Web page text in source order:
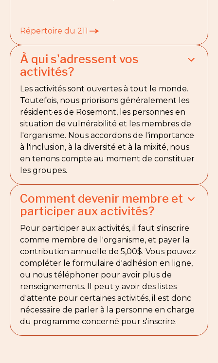
Répertoire du 211
À qui s'adressent vos
activités?
Les activités sont ouvertes à tout le monde.
Toutefois, nous priorisons généralement les
résident·es de Rosemont, les personnes en
situation de vulnérabilité et les membres de
l'organisme. Nous accordons de l'importance
à l'inclusion, à la diversité et à la mixité, nous
en tenons compte au moment de constituer
les groupes.
Comment devenir membre et
participer aux activités?
Pour participer aux activités, il faut s'inscrire
comme membre de l'organisme, et payer la
contribution annuelle de 5,00$. Vous pouvez
compléter le formulaire d'adhésion en ligne,
ou nous téléphoner pour avoir plus de
renseignements. Il peut y avoir des listes
d'attente pour certaines activités, il est donc
nécessaire de parler à la personne en charge
du programme concerné pour s'inscrire.